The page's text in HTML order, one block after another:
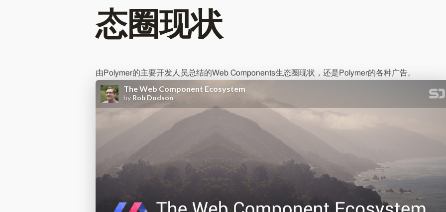
态圈现状
由Polymer的主要开发人员总结的Web Components生态圈现状，还是Polymer的各种广告。